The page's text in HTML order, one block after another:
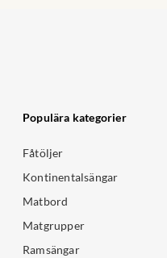
Populära kategorier
Fåtöljer
Kontinentalsängar
Matbord
Matgrupper
Ramsängar